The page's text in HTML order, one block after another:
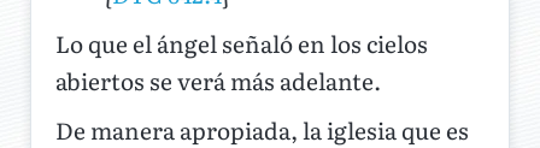
Lo que el ángel señaló en los cielos
abiertos se verá más adelante.
De manera apropiada, la iglesia que es